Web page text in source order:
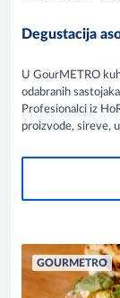
Degustacija
U GourMETRO
odabranih
Profesionalci iz
proizvode, sireve,
obogatiti vašu
GOURMETRO